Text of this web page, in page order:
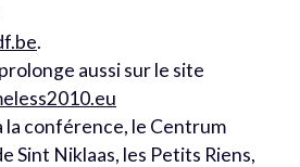
.
aussi sur le site
la conférence, le Centrum
Sint Niklaas, les Petits Riens,